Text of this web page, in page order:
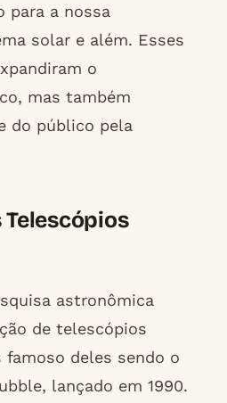
para a nossa
solar e além. Esses
o
mas também
do público pela
astronômica
de telescópios
deles sendo o
lançado em 1990.